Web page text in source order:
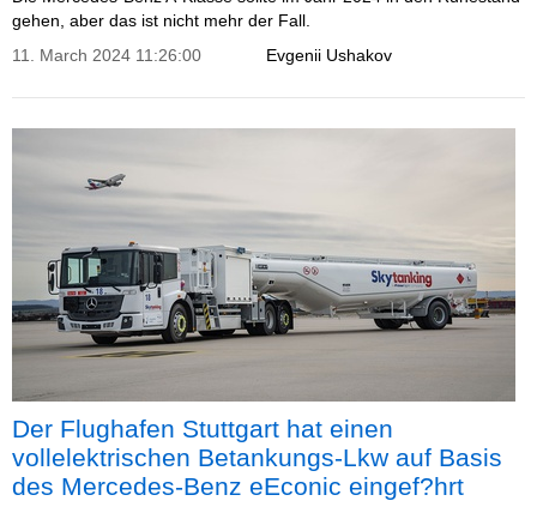
gehen, aber das ist nicht mehr der Fall.
Evgenii Ushakov
11. March 2024 11:26:00
Der Flughafen Stuttgart hat einen
vollelektrischen Betankungs-Lkw auf Basis
des Mercedes-Benz eEconic eingef?hrt